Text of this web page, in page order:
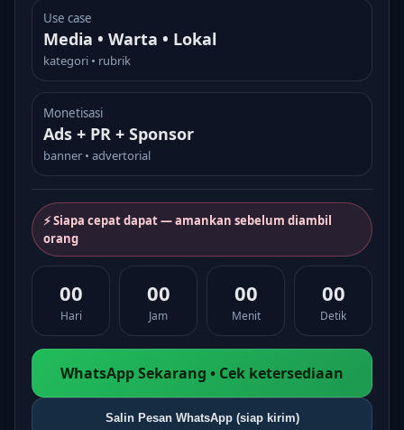
Use case
Media • Warta • Lokal
kategori • rubrik
Monetisasi
Ads + PR + Sponsor
banner • advertorial
⚡ Siapa cepat dapat — amankan sebelum diambil
orang
00
Hari
00
Jam
00
Menit
00
Detik
WhatsApp Sekarang • Cek ketersediaan
Salin Pesan WhatsApp (siap kirim)